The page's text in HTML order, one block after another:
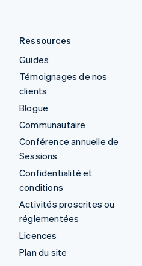
Ressources
Guides
Témoignages de nos
clients
Blogue
Communautaire
Conférence annuelle de
Sessions
Confidentialité et
conditions
Activités proscrites ou
réglementées
Licences
Plan du site